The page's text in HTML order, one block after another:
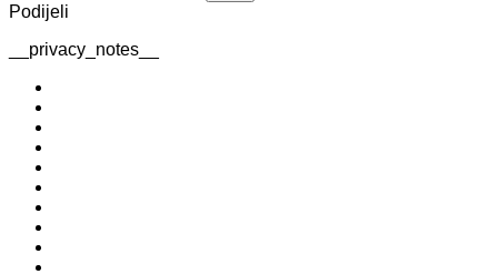
Podijeli
__privacy_notes__